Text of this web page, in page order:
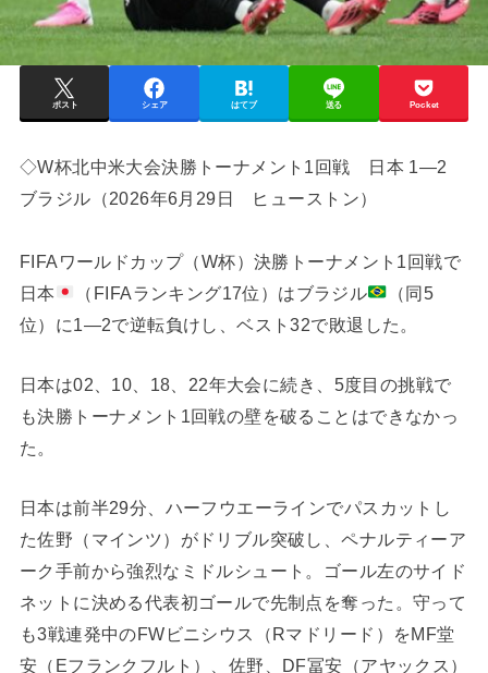
ポスト シェア はてブ 送る Pocket
◇W杯北中米大会決勝トーナメント1回戦 日本 1―2
ブラジル（2026年6月29日 ヒューストン）
FIFAワールドカップ（W杯）決勝トーナメント1回戦で
日本
（FIFAランキング17位）はブラジル
（同5
位）に1―2で逆転負けし、ベスト32で敗退した。
日本は02、10、18、22年大会に続き、5度目の挑戦で
も決勝トーナメント1回戦の壁を破ることはできなかっ
た。
日本は前半29分、ハーフウエーラインでパスカットし
た佐野（マインツ）がドリブル突破し、ペナルティーア
ーク手前から強烈なミドルシュート。ゴール左のサイド
ネットに決める代表初ゴールで先制点を奪った。守って
も3戦連発中のFWビニシウス（Rマドリード）をMF堂
安（Eフランクフルト）、佐野、DF冨安（アヤックス）